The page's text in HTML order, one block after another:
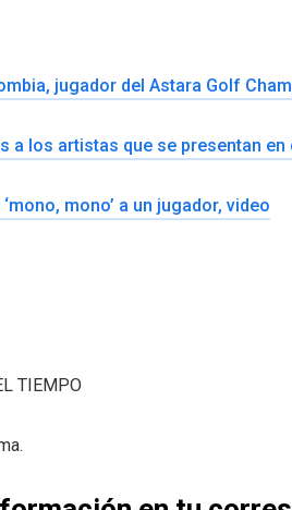
jugador del Astara Golf
a los artistas que se presentan en
mono’ a un jugador, video
TIEMPO